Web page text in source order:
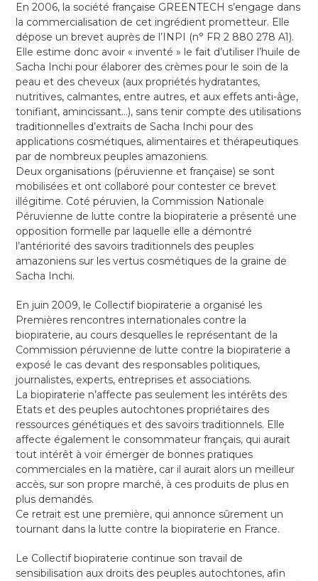
En 2006, la société française GREENTECH s’engage dans
la commercialisation de cet ingrédient prometteur. Elle
dépose un brevet auprès de l’INPI (n° FR 2 880 278 A1).
Elle estime donc avoir « inventé » le fait d’utiliser l’huile de
Sacha Inchi pour élaborer des crèmes pour le soin de la
peau et des cheveux (aux propriétés hydratantes,
nutritives, calmantes, entre autres, et aux effets anti-âge,
tonifiant, amincissant…), sans tenir compte des utilisations
traditionnelles d’extraits de Sacha Inchi pour des
applications cosmétiques, alimentaires et thérapeutiques
par de nombreux peuples amazoniens.
Deux organisations (péruvienne et française) se sont
mobilisées et ont collaboré pour contester ce brevet
illégitime. Coté péruvien, la Commission Nationale
Péruvienne de lutte contre la biopiraterie a présenté une
opposition formelle par laquelle elle a démontré
l’antériorité des savoirs traditionnels des peuples
amazoniens sur les vertus cosmétiques de la graine de
Sacha Inchi.
En juin 2009, le Collectif biopiraterie a organisé les
Premières rencontres internationales contre la
biopiraterie, au cours desquelles le représentant de la
Commission péruvienne de lutte contre la biopiraterie a
exposé le cas devant des responsables politiques,
journalistes, experts, entreprises et associations.
La biopiraterie n’affecte pas seulement les intérêts des
Etats et des peuples autochtones propriétaires des
ressources génétiques et des savoirs traditionnels. Elle
affecte également le consommateur français, qui aurait
tout intérêt à voir émerger de bonnes pratiques
commerciales en la matière, car il aurait alors un meilleur
accès, sur son propre marché, à ces produits de plus en
plus demandés.
Ce retrait est une première, qui annonce sûrement un
tournant dans la lutte contre la biopiraterie en France.
Le Collectif biopiraterie continue son travail de
sensibilisation aux droits des peuples autochtones, afin